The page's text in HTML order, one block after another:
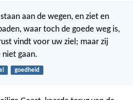
aan de wegen, en ziet en
waar toch de goede weg is,
vindt voor uw ziel; maar zij
niet gaan.
goedheid